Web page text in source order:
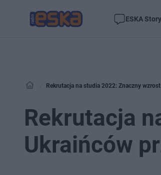
ESKA Story
Rekrutacja na studia 2022: Znaczny
Rekrutacja
Ukraińców